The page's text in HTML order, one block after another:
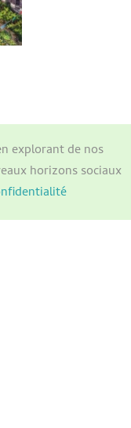
explorant de nos
horizons sociaux